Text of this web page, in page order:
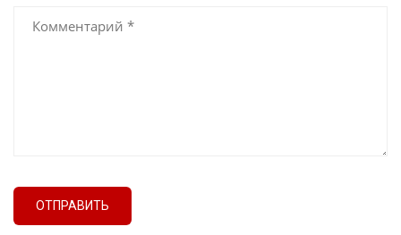
ОТПРАВИТЬ